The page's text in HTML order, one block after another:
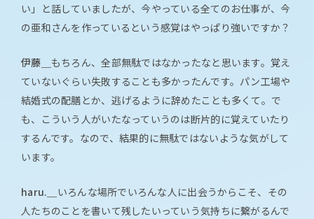
い」と話していましたが、今やっている全てのお仕事が、今
の亜和さんを作っているという感覚はやっぱり強いですか？
伊藤＿ もちろん、全部無駄ではなかったなと思います。覚え
ていないぐらい失敗することも多かったんです。パン工場や
結婚式の配膳とか、逃げるように辞めたことも多くて。で
も、こういう人がいたなっていうのは断片的に覚えていたり
するんです。なので、結果的に無駄ではないような気がして
います。
haru.＿ いろんな場所でいろんな人に出会うからこそ、その
人たちのことを書いて残したいっていう気持ちに繋がるんで